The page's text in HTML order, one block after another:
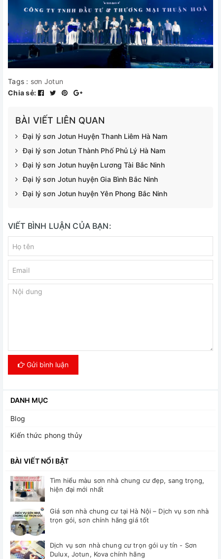
Tags : sơn Jotun
Chia sẻ:
BÀI VIẾT LIÊN QUAN
Đại lý sơn Jotun Huyện Thanh Liêm Hà Nam
Đại lý sơn Jotun Thành Phố Phủ Lý Hà Nam
Đại lý sơn Jotun huyện Lương Tài Bắc Ninh
Đại lý sơn Jotun huyện Gia Bình Bắc Ninh
Đại lý sơn Jotun huyện Yên Phong Bắc Ninh
VIẾT BÌNH LUẬN CỦA BẠN:
Gửi bình luận
DANH MỤC
Blog
Kiến thức phong thủy
BÀI VIẾT NỔI BẬT
Tìm hiểu màu sơn nhà chung cư đẹp, sang trọng,
hiện đại mới nhất
Giá sơn nhà chung cư tại Hà Nội – Dịch vụ sơn nhà
trọn gói, sơn chính hãng giá tốt
Dịch vụ sơn nhà chung cư trọn gói uy tín - Sơn
Dulux, Jotun, Kova chính hãng